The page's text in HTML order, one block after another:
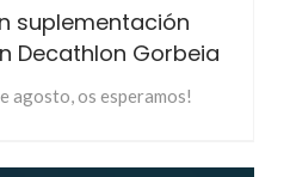
suplementación
Decathlon Gorbeia
agosto, os esperamos!